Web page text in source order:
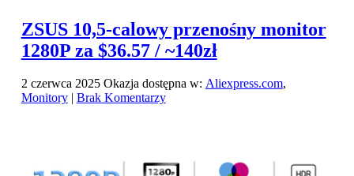
ZSUS 10,5-calowy przenośny monitor
1280P za $36.57 / ~140zł
2 czerwca 2025Okazja dostępna w: Aliexpress.com,
Monitory| Brak Komentarzy